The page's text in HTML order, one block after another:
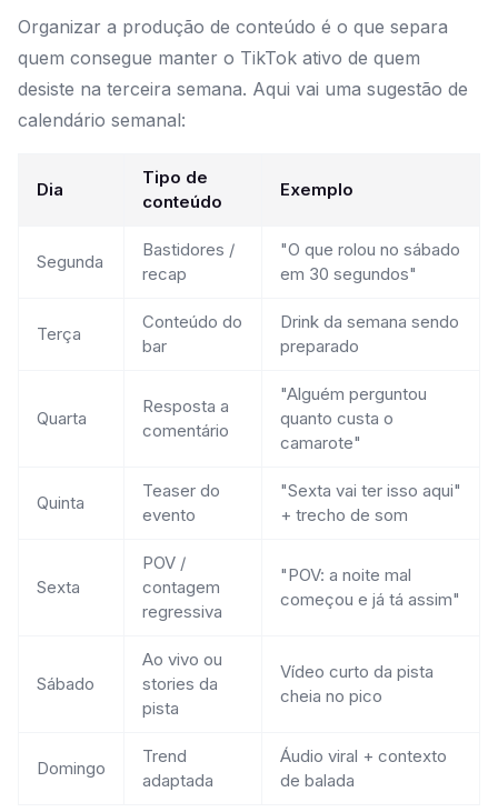
Organizar a produção de conteúdo é o que separa
quem consegue manter o TikTok ativo de quem
desiste na terceira semana. Aqui vai uma sugestão de
calendário semanal:
Dia
Tipo de
conteúdo
Exemplo
Segunda
Bastidores /
recap
"O que rolou no sábado
em 30 segundos"
Terça
Conteúdo do
bar
Drink da semana sendo
preparado
Quarta
Resposta a
comentário
"Alguém perguntou
quanto custa o
camarote"
Quinta
Teaser do
evento
"Sexta vai ter isso aqui"
+ trecho de som
Sexta
POV /
contagem
regressiva
"POV: a noite mal
começou e já tá assim"
Sábado
Ao vivo ou
stories da
pista
Vídeo curto da pista
cheia no pico
Domingo
Trend
adaptada
Áudio viral + contexto
de balada